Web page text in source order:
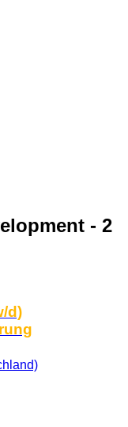
- 2
d)